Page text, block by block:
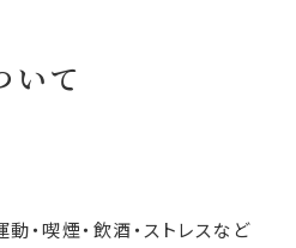
いて
・喫煙・飲酒・ストレスなど